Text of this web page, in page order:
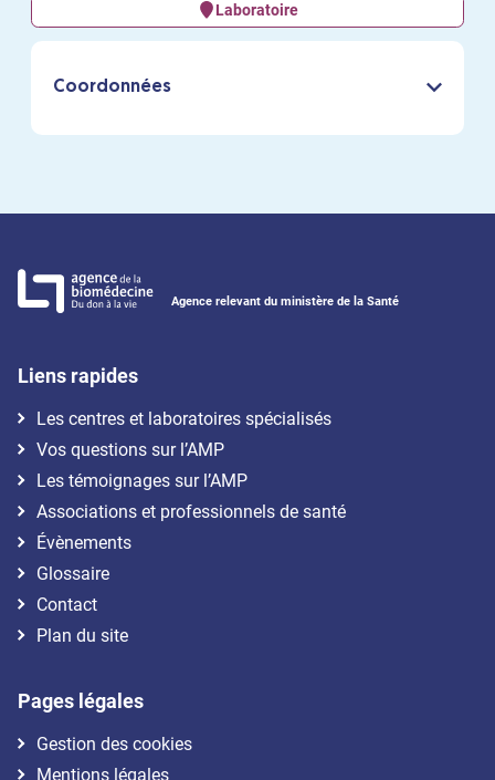
Laboratoire
Coordonnées
Agence relevant du ministère de la Santé
Liens rapides
Les centres et laboratoires spécialisés
Vos questions sur l’AMP
Les témoignages sur l’AMP
Associations et professionnels de santé
Évènements
Glossaire
Contact
Plan du site
Pages légales
Gestion des cookies
Mentions légales